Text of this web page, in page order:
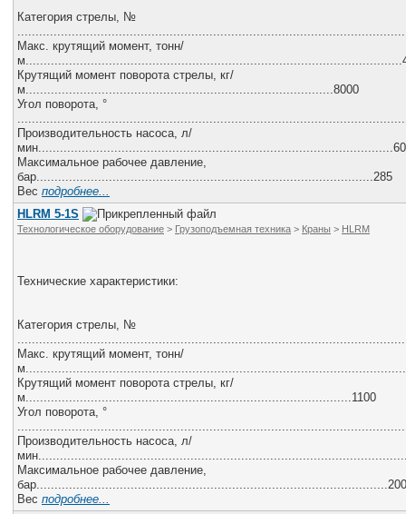
Флот
Галерея флота
Форум
Отзывы
Все службы
Категория стрелы, №
Макс. крутящий момент, тонн/
Крутящий момент поворота стрелы, кг/
м.....................................................................................8000
Угол поворота, °
Производительность насоса, л/
мин..................................................................................................60
Максимальное рабочее давление,
бар.............................................................................................285
Вес подробнее...
HLRM 5-1S
Технологическое оборудование > Грузоподъемная техника > Краны > HLRM
Технические характеристики:
Категория стрелы, №
Макс. крутящий момент, тонн/
Крутящий момент поворота стрелы, кг/
м..........................................................................................1100
Угол поворота, °
Производительность насоса, л/
Максимальное рабочее давление,
бар.................................................................................................200
Вес подробнее...